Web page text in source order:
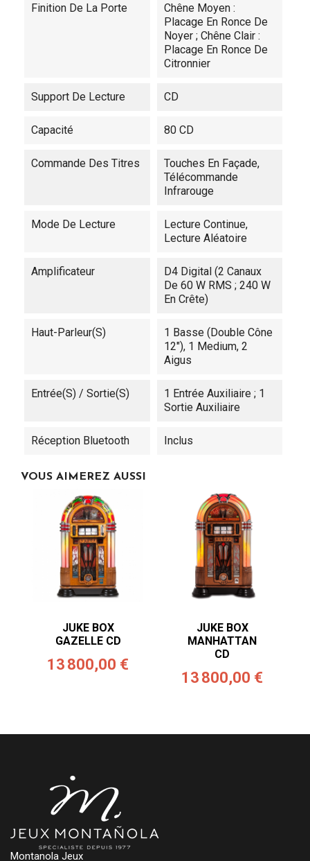
Finition De La Porte
Chêne Moyen :
Placage En Ronce De
Noyer ; Chêne Clair :
Placage En Ronce De
Citronnier
Support De Lecture CD
Capacité 80 CD
Commande Des Titres
Touches En Façade,
Télécommande
Infrarouge
Mode De Lecture
Lecture Continue,
Lecture Aléatoire
Amplificateur
D4 Digital (2 Canaux
De 60 W RMS ; 240 W
En Crête)
Haut-Parleur(s)
1 Basse (Double Cône
12"), 1 Medium, 2
Aigus
Entrée(s) / Sortie(s)
1 Entrée Auxiliaire ; 1
Sortie Auxiliaire
Réception Bluetooth Inclus
VOUS AIMEREZ AUSSI
JUKE BOX
GAZELLE CD
13 800,00 €
JUKE BOX
MANHATTAN
CD
13 800,00 €
Montanola Jeux